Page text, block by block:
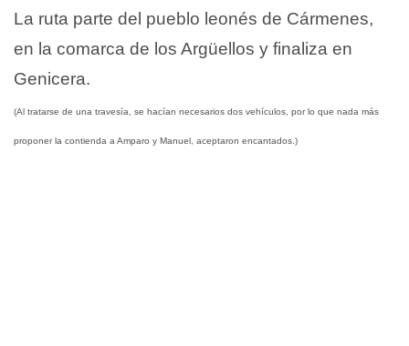
La ruta parte del pueblo leonés de Cármenes,
en la comarca de los Argüellos y finaliza en
Genicera.
(Al tratarse de una travesía, se hacían necesarios dos vehículos, por lo que nada más
proponer la contienda a Amparo y Manuel, aceptaron encantados.)